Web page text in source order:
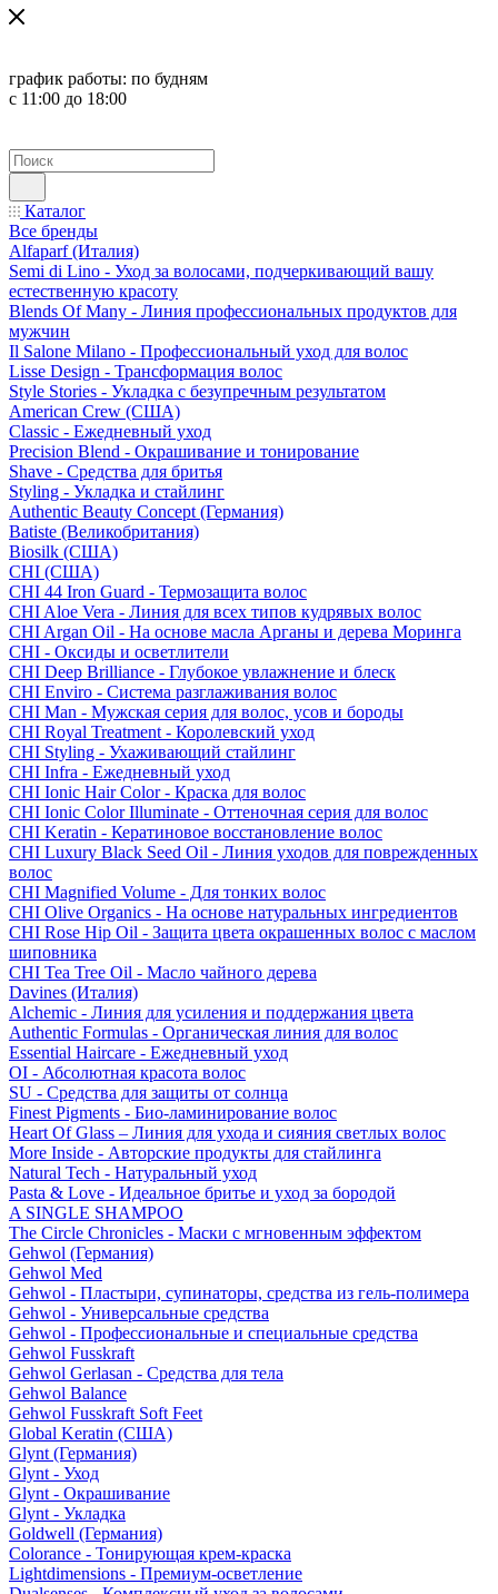
график работы: по будням
с 11:00 до 18:00
Каталог
Все бренды
Alfaparf (Италия)
Semi di Lino - Уход за волосами, подчеркивающий вашу
естественную красоту
Blends Of Many - Линия профессиональных продуктов для
мужчин
Il Salone Milano - Профессиональный уход для волос
Lisse Design - Трансформация волос
Style Stories - Укладка с безупречным результатом
American Crew (США)
Classic - Ежедневный уход
Precision Blend - Окрашивание и тонирование
Shave - Средства для бритья
Styling - Укладка и стайлинг
Authentic Beauty Concept (Германия)
Batiste (Великобритания)
Biosilk (США)
CHI (США)
CHI 44 Iron Guard - Термозащита волос
CHI Aloe Vera - Линия для всех типов кудрявых волос
CHI Argan Oil - На основе масла Арганы и дерева Моринга
CHI - Оксиды и осветлители
CHI Deep Brilliance - Глубокое увлажнение и блеск
CHI Enviro - Система разглаживания волос
CHI Man - Мужская серия для волос, усов и бороды
CHI Royal Treatment - Королевский уход
CHI Styling - Ухаживающий стайлинг
CHI Infra - Ежедневный уход
CHI Ionic Hair Color - Краска для волос
CHI Ionic Color Illuminate - Оттеночная серия для волос
CHI Keratin - Кератиновое восстановление волос
CHI Luxury Black Seed Oil - Линия уходов для поврежденных
волос
CHI Magnified Volume - Для тонких волос
CHI Olive Organics - На основе натуральных ингредиентов
CHI Rose Hip Oil - Защита цвета окрашенных волос с маслом
шиповника
CHI Tea Tree Oil - Масло чайного дерева
Davines (Италия)
Alchemic - Линия для усиления и поддержания цвета
Authentic Formulas - Органическая линия для волос
Essential Haircare - Eжедневный уход
OI - Абсолютная красота волос
SU - Средства для защиты от солнца
Finest Pigments - Био-ламинирование волос
Heart Of Glass – Линия для ухода и сияния светлых волос
More Inside - Авторские продукты для стайлинга
Natural Tech - Натуральный уход
Pasta & Love - Идеальное бритье и уход за бородой
A SINGLE SHAMPOO
The Circle Chronicles - Маски с мгновенным эффектом
Gehwol (Германия)
Gehwol Med
Gehwol - Пластыри, супинаторы, средства из гель-полимера
Gehwol - Универсальные средства
Gehwol - Профессиональные и специальные средства
Gehwol Fusskraft
Gehwol Gerlasan - Средства для тела
Gehwol Balance
Gehwol Fusskraft Soft Feet
Global Keratin (США)
Glynt (Германия)
Glynt - Уход
Glynt - Окрашивание
Glynt - Укладка
Goldwell (Германия)
Colorance - Тонирующая крем-краска
Lightdimensions - Премиум-осветление